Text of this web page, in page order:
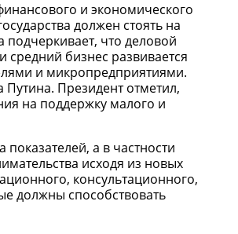
и экономического
должен стоять на
подчеркивает, что деловой
бизнес развивается
и микропредприятиями.
Президент отметил,
на поддержку малого и
а в частности
исходя из новых
консультационного,
должны способствовать